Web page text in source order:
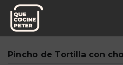
Pedido express
Pincho de Tortilla con